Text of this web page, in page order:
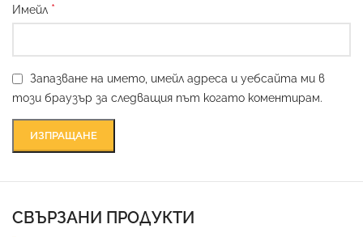
Имейл *
Запазване на името, имейл адреса и уебсайта ми в
този браузър за следващия път когато коментирам.
СВЪРЗАНИ ПРОДУКТИ